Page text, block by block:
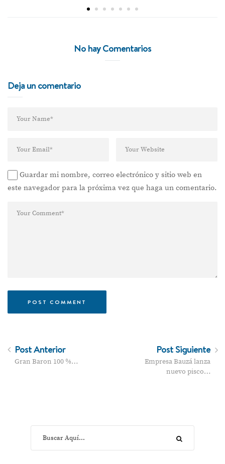
No hay Comentarios
Deja un comentario
Guardar mi nombre, correo electrónico y sitio web en
este navegador para la próxima vez que haga un comentario.
Post Anterior
Gran Baron 100 %…
Post Siguiente
Empresa Bauzá lanza
nuevo pisco…